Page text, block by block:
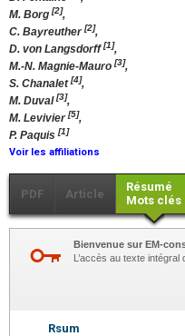
M. Borg [2],
C. Bayreuther[2],
D. von Langsdorff[1],
M.-N. Magnie-Mauro [3],
S. Chanalet[4],
M. Duval[3],
M. Levivier[5],
P. Paquis [1]
Voir les affiliations
PDF Article
Résumé
Mots clés
Bienvenue sur EM-
L’accès au texte
Rsum